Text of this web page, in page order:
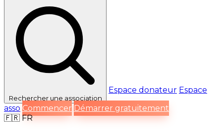
Rechercherune association
Espace donateur Espace
asso Commencer Démarrer gratuitement
🇫🇷 FR